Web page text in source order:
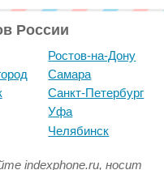
России
Ростов-на-Дону
Самара
Санкт-Петербург
Уфа
Челябинск
indexphone.ru, носит